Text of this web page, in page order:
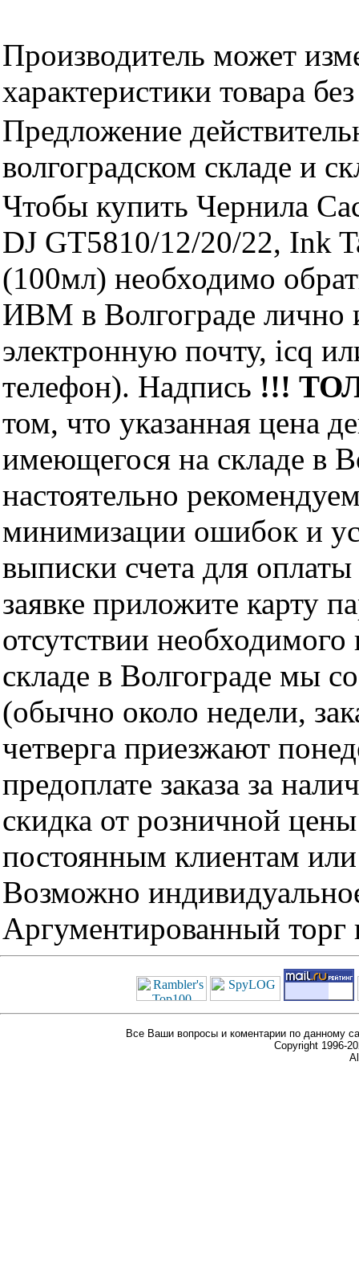
Производитель может
характеристики товара
Предложение
волгоградском складе и
Чтобы купить Чернила
DJ GT5810/12/20/22, Ink
(100мл) необходимо
ИВМ в Волгограде лично
электронную почту, icq
телефон). Надпись !!!
том, что указанная цена
имеющегося на складе в
настоятельно
минимизации ошибок и
выписки счета для
заявке приложите карту
отсутствии
складе в Волгограде мы
(обычно около недели,
четверга приезжают
предоплате заказа за
скидка от розничной
постоянным клиентам
Возможно
Аргументированный торг
Все Ваши вопросы и коментарии по данному
Copyright 1996-